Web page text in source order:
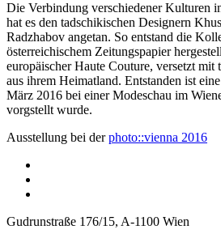
Die Verbindung verschiedener Kulturen
hat es den tadschikischen Designern
Radzhabov angetan. So entstand die
österreichischem Zeitungspapier
europäischer Haute Couture, versetzt mit
aus ihrem Heimatland. Entstanden ist
März 2016 bei einer Modeschau im
vorgstellt wurde.
Ausstellung bei derphoto::vienna 2016
Gudrunstraße 176/15, A-1100 Wien